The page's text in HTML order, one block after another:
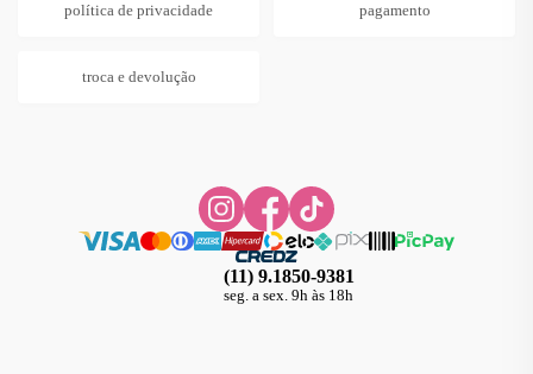
política de privacidade pagamento
troca e devolução
(11) 9.1850-9381
seg. a sex. 9h às 18h